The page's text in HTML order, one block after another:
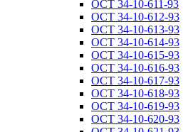
ОСТ 34-10-611-93
ОСТ 34-10-612-93
ОСТ 34-10-613-93
ОСТ 34-10-614-93
ОСТ 34-10-615-93
ОСТ 34-10-616-93
ОСТ 34-10-617-93
ОСТ 34-10-618-93
ОСТ 34-10-619-93
ОСТ 34-10-620-93